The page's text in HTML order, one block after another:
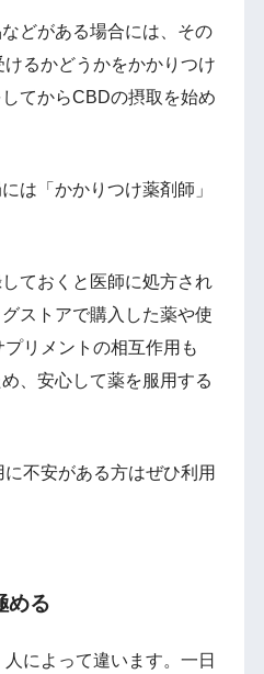
どがある場合には、その
るかどうかをかかりつけ
てからCBDの摂取を始め
は「かかりつけ薬剤師」
ておくと医師に処方され
ストアで購入した薬や使
リメントの相互作用も
、安心して薬を服用する
不安がある方はぜひ利用
める
によって違います。一日